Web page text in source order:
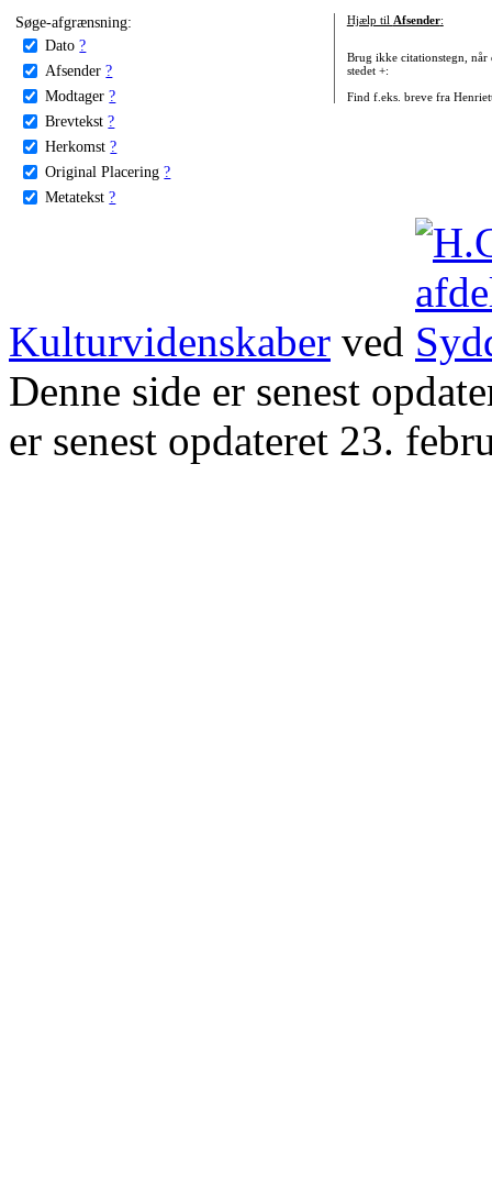
Søge-afgrænsning:
Dato ?
Afsender ?
Modtager ?
Brevtekst ?
Herkomst ?
Original Placering ?
Metatekst ?
Hjælp til Afsender:
Brug ikke citationstegn, når
stedet +:
Find f.eks. breve fra
Kulturvidenskaber ved
Denne side er senest
er senest opdateret 23.